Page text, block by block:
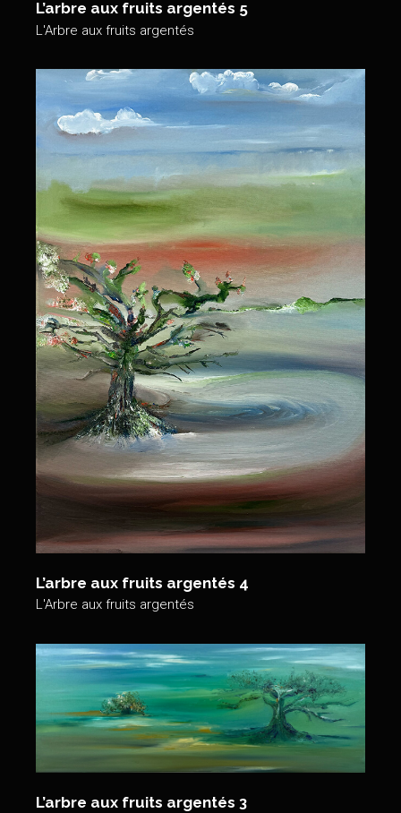
L’arbre aux fruits argentés 5
L'Arbre aux fruits argentés
L’arbre aux fruits argentés 4
L'Arbre aux fruits argentés
L’arbre aux fruits argentés 3